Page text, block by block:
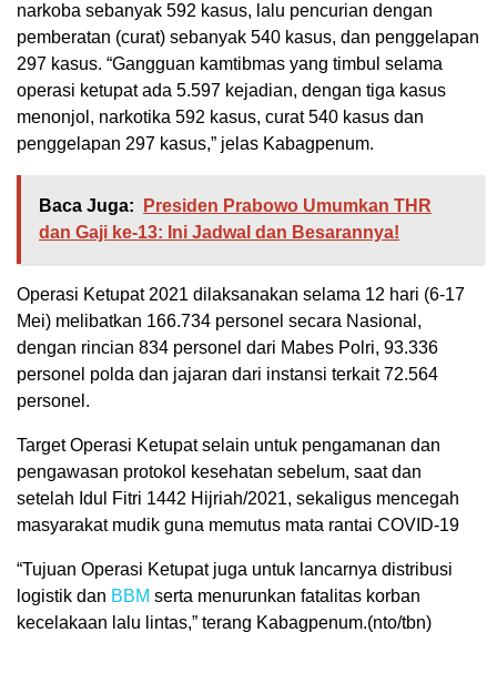
narkoba sebanyak 592 kasus, lalu pencurian dengan
pemberatan (curat) sebanyak 540 kasus, dan penggelapan
297 kasus. “Gangguan kamtibmas yang timbul selama
operasi ketupat ada 5.597 kejadian, dengan tiga kasus
menonjol, narkotika 592 kasus, curat 540 kasus dan
penggelapan 297 kasus,” jelas Kabagpenum.
Baca Juga:
Presiden Prabowo Umumkan THR
dan Gaji ke-13: Ini Jadwal dan Besarannya!
Operasi Ketupat 2021 dilaksanakan selama 12 hari (6-17
Mei) melibatkan 166.734 personel secara Nasional,
dengan rincian 834 personel dari Mabes Polri, 93.336
personel polda dan jajaran dari instansi terkait 72.564
personel.
Target Operasi Ketupat selain untuk pengamanan dan
pengawasan protokol kesehatan sebelum, saat dan
setelah Idul Fitri 1442 Hijriah/2021, sekaligus mencegah
masyarakat mudik guna memutus mata rantai COVID-19
“Tujuan Operasi Ketupat juga untuk lancarnya distribusi
logistik dan BBM serta menurunkan fatalitas korban
kecelakaan lalu lintas,” terang Kabagpenum.(nto/tbn)